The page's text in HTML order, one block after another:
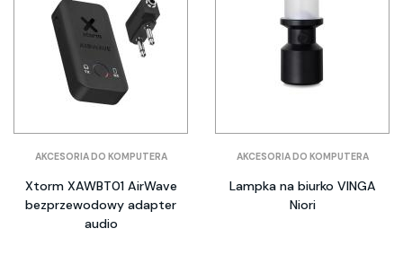
AKCESORIA DO KOMPUTERA
Xtorm XAWBT01 AirWave
bezprzewodowy adapter
audio
AKCESORIA DO KOMPUTERA
Lampka na biurko VINGA
Niori